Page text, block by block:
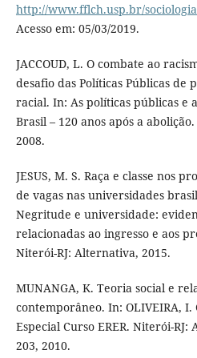
http://www.fflch.usp.br/
Acesso em: 05/03/2019.
JACCOUD, L. O combate ao
desafio das Políticas Públicas de
racial. In: As políticas públicas e
Brasil – 120 anos após a
2008.
JESUS, M. S. Raça e classe nos
de vagas nas universidades
Negritude e universidade:
relacionadas ao ingresso e aos
Niterói-RJ: Alternativa, 2015.
MUNANGA, K. Teoria social e
contemporâneo. In: OLIVEIRA, I.
Especial Curso ERER. Niterói-
203, 2010.